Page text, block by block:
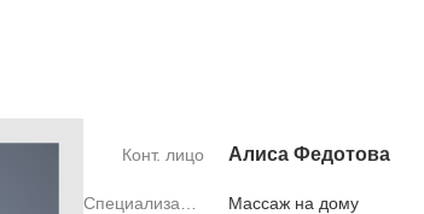
Конт. лицо Али­са Фе­до­то­ва
Мас­саж на до­му